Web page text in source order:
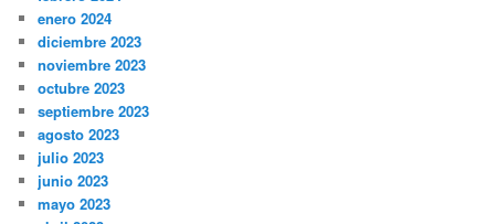
enero 2024
diciembre 2023
noviembre 2023
octubre 2023
septiembre 2023
agosto 2023
julio 2023
junio 2023
mayo 2023